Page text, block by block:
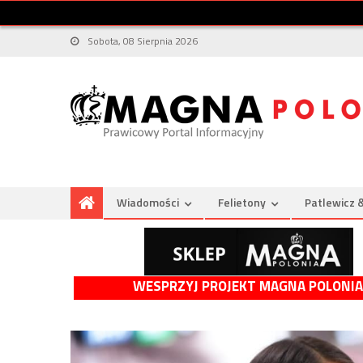
Sobota, 08 Sierpnia 2026
Wiadomości Felietony Patlewicz
WESPRZYJ PROJEKT MAGNA POLONIA